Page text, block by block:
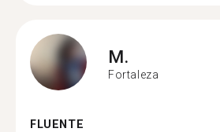
M.
Fortaleza
FLUENTE